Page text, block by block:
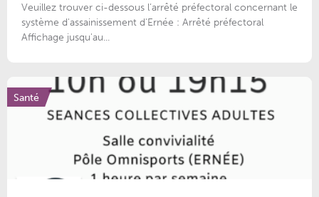
Veuillez trouver ci-dessous l’arrêté préfectoral concernant le
système d'assainissement d'Ernée : Arrêté préfectoral
Affichage jusqu'au...
Santé